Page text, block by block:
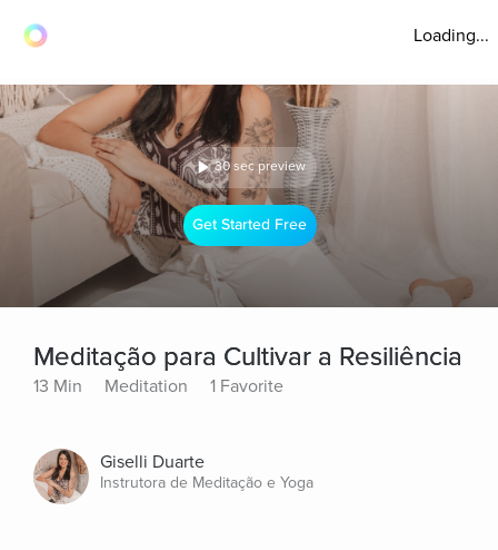
Loading...
30 sec preview
Get Started Free
Meditação para Cultivar a Resiliência
13 Min Meditation 1 Favorite
Giselli Duarte
Instrutora de Meditação e Yoga